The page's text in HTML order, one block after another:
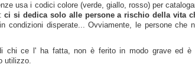
usa i codici colore (verde, giallo, rosso) per
ci si dedica solo alle persone a rischio della vita
condizioni disperate... Ovviamente, le persone che
chi ce l' ha fatta, non è ferito in modo grave ed
utilizzo.